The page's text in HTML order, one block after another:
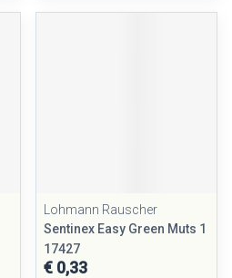
Lohmann Rauscher
Sentinex Easy Green Muts 1
17427
€ 0,33